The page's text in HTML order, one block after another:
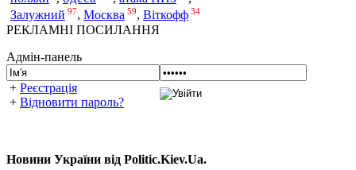
Залужний 97, Москва 59, Віткофф 34
РЕКЛАМНІ ПОСИЛАННЯ
Адмін-панель
+ Реєстрація
+ Відновити пароль?
Новини України від Politic.Kiev.Ua.